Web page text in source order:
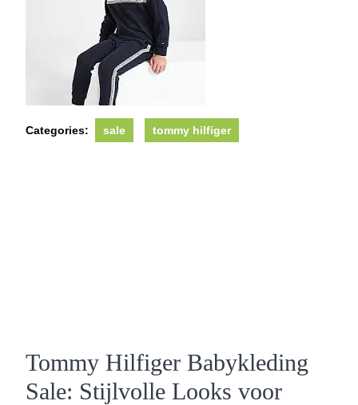
Categories: sale tommy hilfiger
Tommy Hilfiger Babykleding
Sale: Stijlvolle Looks voor